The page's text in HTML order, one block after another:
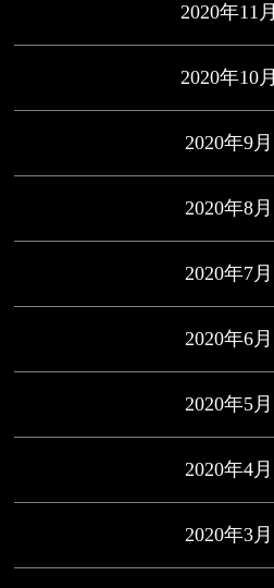
2020年11月
2020年10月
2020年9月
2020年8月
2020年7月
2020年6月
2020年5月
2020年4月
2020年3月